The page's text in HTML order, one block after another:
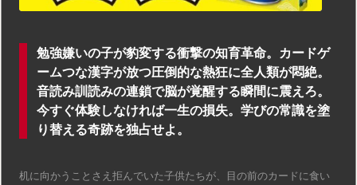
勉強嫌いの子が豹変する衝撃の知育革命。カードゲ
ームつな漢字が放つ圧倒的な熱狂に全人類が悶絶。
音読み訓読みの連鎖で脳が覚醒する瞬間に震えろ。
今すぐ体験しなければ一生の損失。学びの常識を塗
り替える奇跡を独占せよ。
机に向かうことさえ拒んでいた子供たちが、目の前のカードに食い